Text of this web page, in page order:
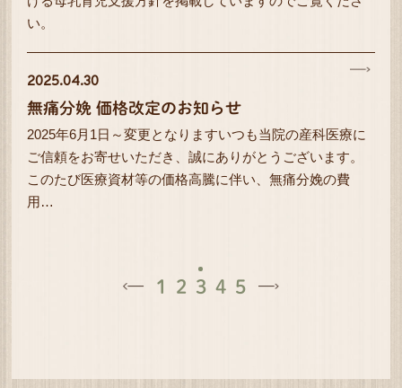
い。
2025.04.30
無痛分娩 価格改定のお知らせ
2025年6月1日～変更となりますいつも当院の産科医療に
ご信頼をお寄せいただき、誠にありがとうございます。
このたび医療資材等の価格高騰に伴い、無痛分娩の費
用…
1 2 3 4 5